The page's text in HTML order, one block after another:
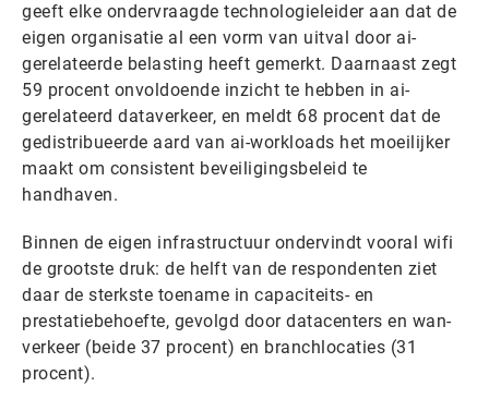
geeft elke ondervraagde technologieleider aan dat de
eigen organisatie al een vorm van uitval door ai-
gerelateerde belasting heeft gemerkt. Daarnaast zegt
59 procent onvoldoende inzicht te hebben in ai-
gerelateerd dataverkeer, en meldt 68 procent dat de
gedistribueerde aard van ai-workloads het moeilijker
maakt om consistent beveiligingsbeleid te
handhaven.
Binnen de eigen infrastructuur ondervindt vooral wifi
de grootste druk: de helft van de respondenten ziet
daar de sterkste toename in capaciteits- en
prestatiebehoefte, gevolgd door datacenters en wan-
verkeer (beide 37 procent) en branchlocaties (31
procent).